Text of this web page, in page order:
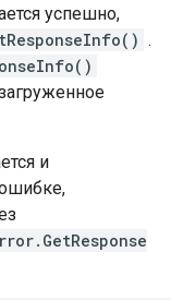
успешно,
.
и